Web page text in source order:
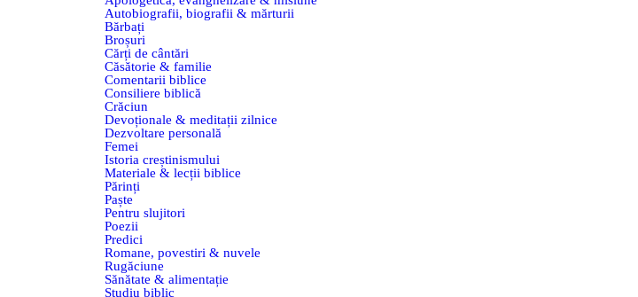
Autobiografii, biografii & mărturii
Bărbați
Broșuri
Cărți de cântări
Căsătorie & familie
Comentarii biblice
Consiliere biblică
Crăciun
Devoționale & meditații zilnice
Dezvoltare personală
Femei
Istoria creștinismului
Materiale & lecții biblice
Părinți
Paște
Pentru slujitori
Poezii
Predici
Romane, povestiri & nuvele
Rugăciune
Sănătate & alimentație
Studiu biblic